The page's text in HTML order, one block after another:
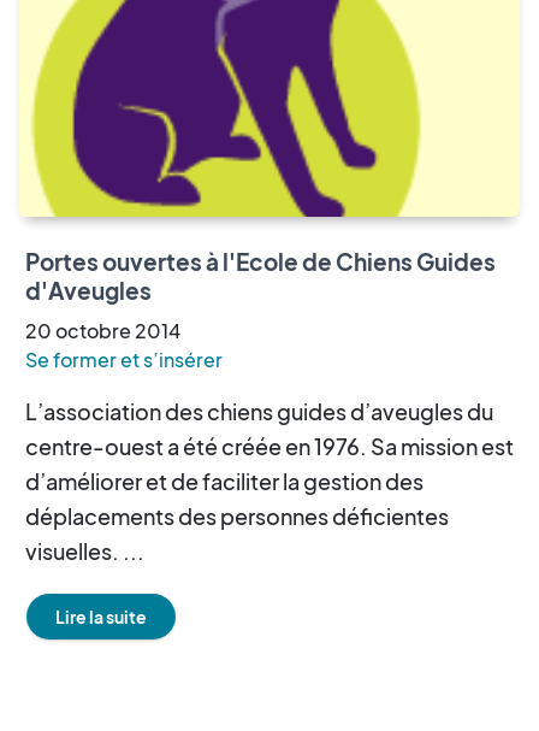
Portes ouvertes à l'Ecole de Chiens Guides
d'Aveugles
20octobre 2014
Se former et s’insérer
L’association des chiens guides d’aveugles du
centre-ouest a été créée en 1976. Sa mission est
d’améliorer et de faciliter la gestion des
déplacements des personnes déficientes
visuelles. ...
Lire la suite